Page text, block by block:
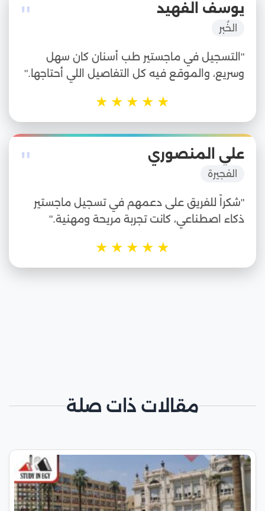
" يوسف الفهيد
الخُبر
"التسجيل في ماجستير طب أسنان كان سهل
وسريع، والموقع فيه كل التفاصيل اللي أحتاجها."
★
★
★
★
★
" علي المنصوري
الفجيرة
"شكراً للفريق على دعمهم في تسجيل ماجستير
ذكاء اصطناعي، كانت تجربة مريحة ومهنية."
★
★
★
★
★
مقالات ذات صلة